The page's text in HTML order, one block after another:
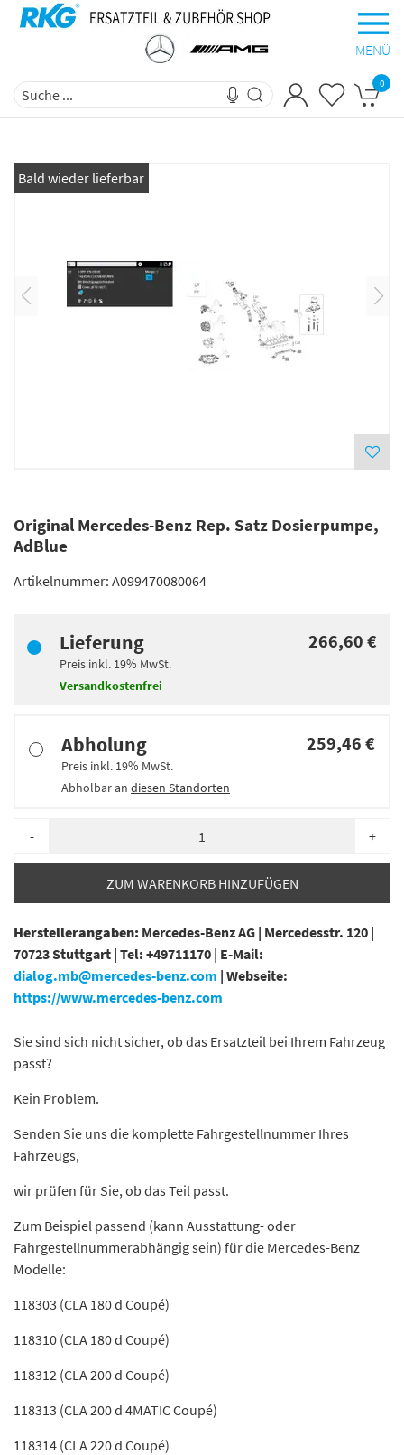
MENÜ
0
Bald wieder lieferbar
Original Mercedes-Benz Rep. Satz Dosierpumpe,
AdBlue
Artikelnummer: A099470080064
Lieferung
Preis inkl. 19% MwSt.
Versandkostenfrei
266,60 €
Abholung
Preis inkl. 19% MwSt.
Abholbar an diesen Standorten
259,46 €
- +
ZUM WARENKORB HINZUFÜGEN
Herstellerangaben: Mercedes-Benz AG | Mercedesstr. 120 |
70723 Stuttgart | Tel: +49711170 | E-Mail:
dialog.mb@mercedes-benz.com | Webseite:
https://www.mercedes-benz.com
Sie sind sich nicht sicher, ob das Ersatzteil bei Ihrem Fahrzeug
passt?
Kein Problem.
Senden Sie uns die komplette Fahrgestellnummer Ihres
Fahrzeugs,
wir prüfen für Sie, ob das Teil passt.
Zum Beispiel passend (kann Ausstattung- oder
Fahrgestellnummerabhängig sein) für die Mercedes-Benz
Modelle:
118303 (CLA 180 d Coupé)
118310 (CLA 180 d Coupé)
118312 (CLA 200 d Coupé)
118313 (CLA 200 d 4MATIC Coupé)
118314 (CLA 220 d Coupé)